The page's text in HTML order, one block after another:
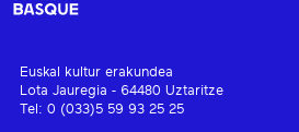
Euskal kultur erakundea
Lota Jauregia - 64480 Uztaritze
Tel: 0 (033)5 59 93 25 25